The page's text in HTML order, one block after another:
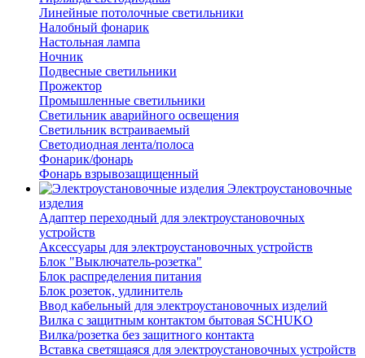
Линейные потолочные светильники
Налобный фонарик
Настольная лампа
Ночник
Подвесные светильники
Прожектор
Промышленные светильники
Светильник аварийного освещения
Светильник встраиваемый
Светодиодная лента/полоса
Фонарик/фонарь
Фонарь взрывозащищенный
Электроустановочные
изделия
Адаптер переходный для электроустановочных
устройств
Аксессуары для электроустановочных устройств
Блок "Выключатель-розетка"
Блок распределения питания
Блок розеток, удлинитель
Ввод кабельный для электроустановочных изделий
Вилка с защитным контактом бытовая SCHUKO
Вилка/розетка без защитного контакта
Вставка светящаяся для электроустановочных устройств